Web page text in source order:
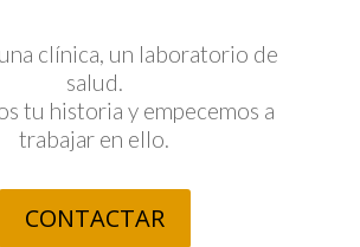
clínica, un laboratorio de
salud.
tu historia y empecemos a
trabajar en ello.
CONTACTAR